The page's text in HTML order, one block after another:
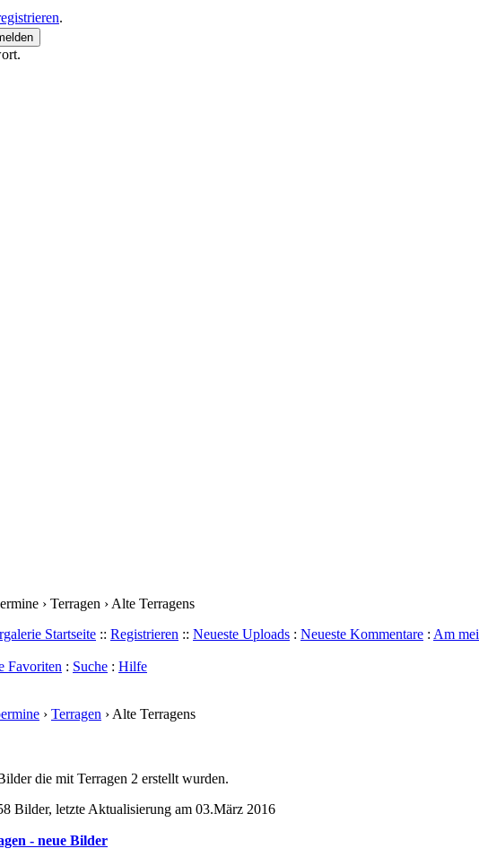
.
› Terragen › Alte Terragens
Startseite :: Registrieren :: Neueste Uploads : Neueste Kommentare : Am
Favoriten : Suche : Hilfe
› Terragen › Alte Terragens
die mit Terragen 2 erstellt wurden.
Bilder, letzte Aktualisierung am 03.März 2016
- neue Bilder